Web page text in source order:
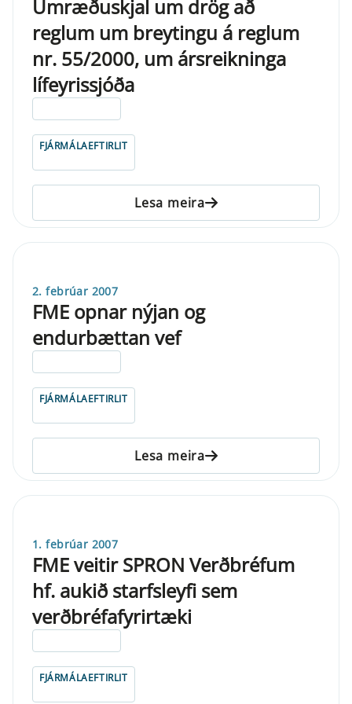
Umræðuskjal um drög að
reglum um breytingu á reglum
nr. 55/2000, um ársreikninga
lífeyrissjóða
FJÁRMÁLAEFTIRLIT
Lesa meira
2. febrúar 2007
FME opnar nýjan og
endurbættan vef
FJÁRMÁLAEFTIRLIT
Lesa meira
1. febrúar 2007
FME veitir SPRON Verðbréfum
hf. aukið starfsleyfi sem
verðbréfafyrirtæki
FJÁRMÁLAEFTIRLIT